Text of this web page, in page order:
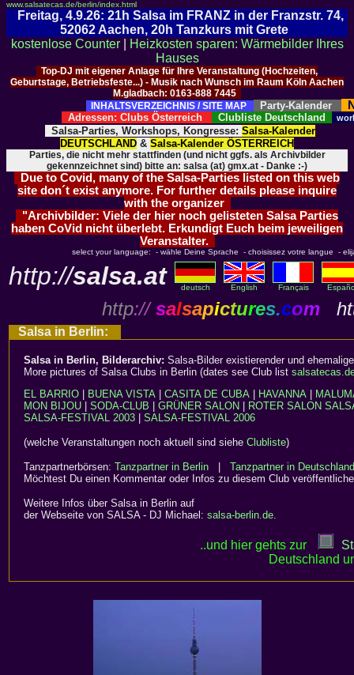
www.salsatecas.de/berlin/index.html
Freitag, 4.9.26: 21h Salsa im FRANZ in der Franzstr. 74,
52062 Aachen, 20h Tanzkurs mit Grete
kostenlose Counter|
Heizkosten sparen: Wärmebilder Ihres
Hauses
Top-DJ mit eigener Anlage für Ihre Veranstaltung (Hochzeiten,
Geburtstage, Betriebsfeste...) - Musik nach Wunsch im Raum Köln Aachen
M.gladbach: 0163-888 7445
INHALTSVERZEICHNIS / SITE MAP
Party-Kalender
Adressen: Clubs Österreich Clubliste Deutschland
Salsa-Parties, Workshops, Kongresse: Salsa-Kalender
DEUTSCHLAND & Salsa-Kalender ÖSTERREICH
Parties, die nicht mehr stattfinden (und nicht ggfs. als Archivbilder
gekennzeichnet sind) bitte an: salsa (at) gmx.at - Danke :-)
Due to Covid, many of the Salsa-Parties listed on this web
site don´t exist anymore. For further details please inquire
with the organizer
"Archivbilder: Viele der hier noch gelisteten Salsa Parties
haben CoVid nicht überlebt. Erkundigt Euch beim jeweiligen
Veranstalter.
select your language: - wähle Deine Sprache - choisissez votre langue -
http://salsa.at deutsch English Français
http:// salsapictures.com
Salsa in Berlin:
Salsa in Berlin, Bilderarchiv: Salsa-Bilder existierender und
More pictures of Salsa Clubs in Berlin (dates see Club list
EL BARRIO
BUENA VISTA CASITA DE CUBA HAVANNA
MON BIJOU
SODA-CLUB GRÜNER SALON ROTER SALON
SALSA-FESTIVAL 2003
SALSA-FESTIVAL 2006
(welche Veranstaltungen noch aktuell sind siehe Clubliste)
Tanzpartnerbörsen: Tanzpartner in Berlin
Tanzpartner in Deutschland
Möchtest Du einen Kommentar oder Infos zu diesem Club
Weitere Infos über Salsa in Berlin auf
der Webseite von SALSA - DJ Michael: salsa-berlin.de.
..und hier gehts zur
Deutschland